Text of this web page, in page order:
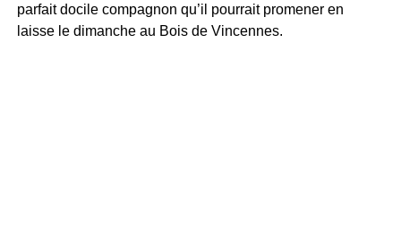
parfait docile compagnon qu’il pourrait promener en
laisse le dimanche au Bois de Vincennes.